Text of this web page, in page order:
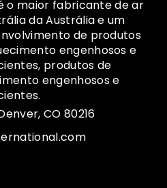
o maior fabricante de ar
da Austrália e um
de produtos
engenhosos e
produtos de
engenhosos e
CO 80216